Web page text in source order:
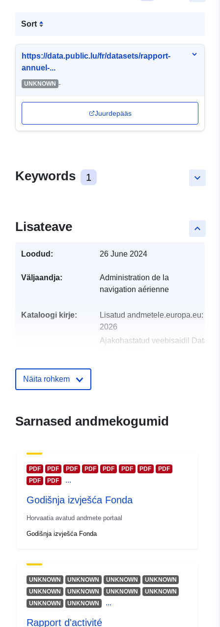
Sort
https://data.public.lu/fr/datasets/rapport-
annuel-...
UNKNOWN -
Juurdepääs
keyboard_arrow_down
Keywords 1
keyboard_arrow_up
Lisateave
Loodud: 26 June 2024
Väljaandja:
Administration de la
navigation aérienne
Kataloogi kirje: Lisatud andmetele.europa.eu:
2026
Ajakohastatud veebisaidil
uriRef:
perioodilisus:
Näita rohkem
Sarnased andmekogumid
PDF PDF PDF PDF PDF PDF PDF
PDF
PDF
PDF ...
Godišnja izvješća Fonda
Horvaatia avatud andmete portaal
Godišnja izvješća Fonda
UNKNOWN UNKNOWN UNKNOWN
UNKNOWN
UNKNOWN
UNKNOWN UNKNOWN
UNKNOWN
UNKNOWN
UNKNOWN ...
Rapport d'activité